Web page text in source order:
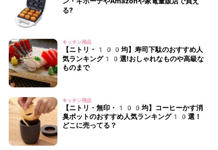
る?
キッチン用品
【ニトリ・100均】寿司下駄のおすすめ人
気ランキング10選!おしゃれなものや高級な
ものまで
キッチン用品
【ニトリ・無印・100均】コーヒーかす消
臭ポットのおすすめ人気ランキング10選！
どこに売ってる？